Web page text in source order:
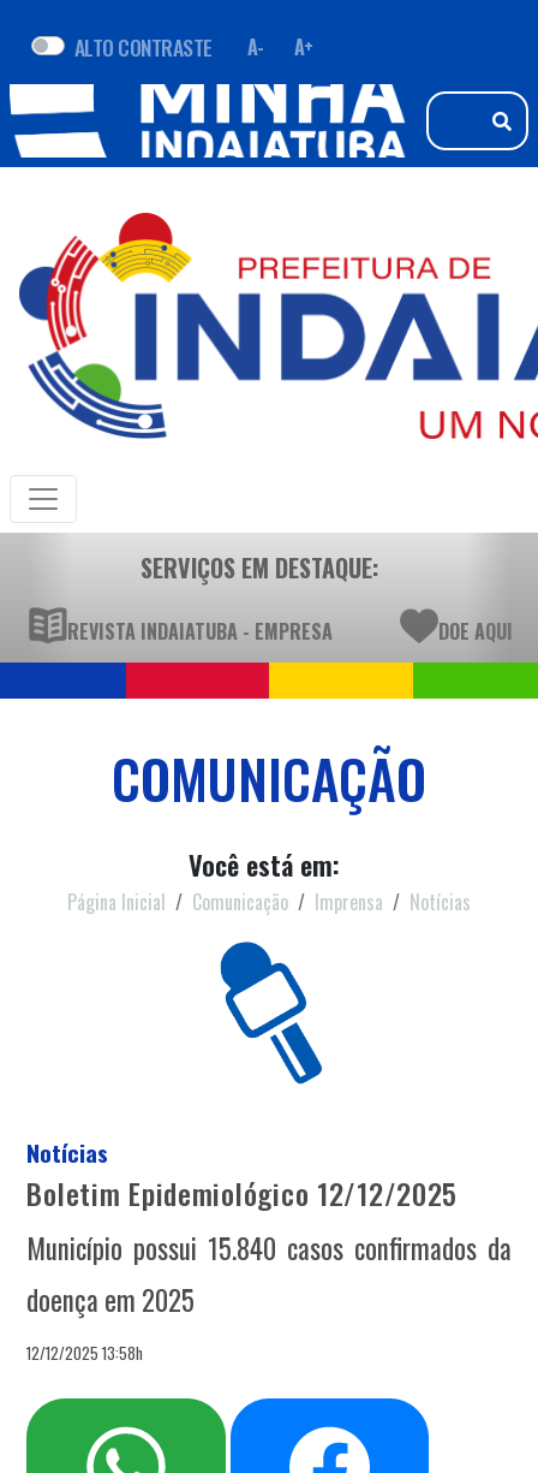
ALTO CONTRASTE A- A+
SERVIÇOS EM DESTAQUE:
REVISTA INDAIATUBA - EMPRESA DOE AQUI
COMUNICAÇÃO
Você está em:
Página Inicial Comunicação Imprensa Notícias
Notícias
Boletim Epidemiológico 12/12/2025
Município possui 15.840 casos confirmados da
doença em 2025
12/12/2025 13:58h